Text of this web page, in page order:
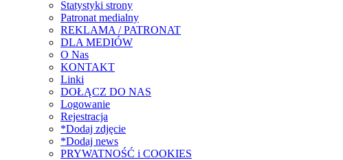
Statystyki strony
Patronat medialny
REKLAMA / PATRONAT
DLA MEDIÓW
O Nas
KONTAKT
Linki
DOŁĄCZ DO NAS
Logowanie
Rejestracja
*Dodaj zdjęcie
*Dodaj news
PRYWATNOŚĆ i COOKIES